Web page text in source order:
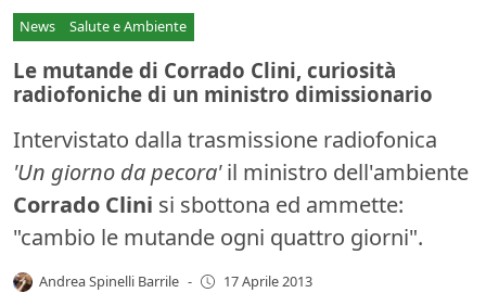
News Salute e Ambiente
Le mutande di Corrado Clini, curiosità
radiofoniche di un ministro dimissionario
Intervistato dalla trasmissione radiofonica
'Un giorno da pecora'il ministro dell'ambiente
Corrado Clini si sbottona ed ammette:
"cambio le mutande ogni quattro giorni".
Andrea Spinelli Barrile - 17 Aprile 2013